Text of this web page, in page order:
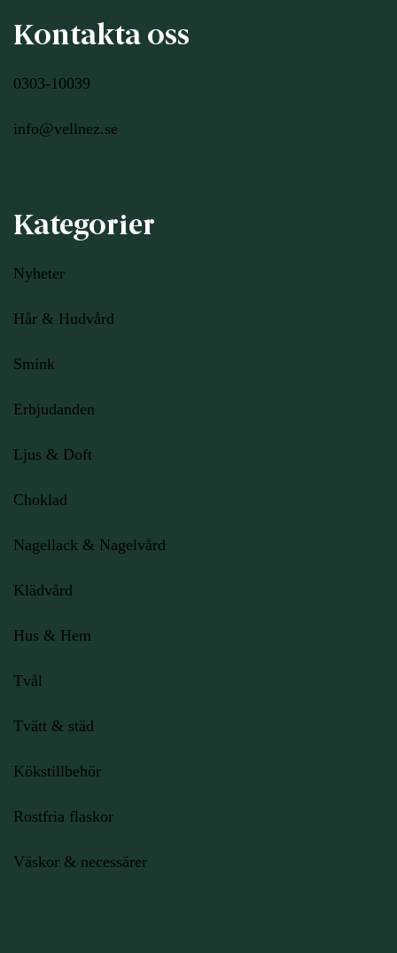
Kontakta oss
0303-10039
info@vellnez.se
Kategorier
Nyheter
Hår & Hudvård
Smink
Erbjudanden
Ljus & Doft
Choklad
Nagellack & Nagelvård
Klädvård
Hus & Hem
Tvål
Tvätt & städ
Kökstillbehör
Rostfria flaskor
Väskor & necessärer